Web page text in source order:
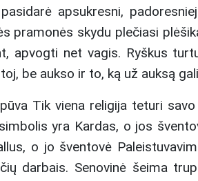
apsukresni,
pramonės skydu plečiasi
apvogti net vagis. Ryškus
be aukso ir to, ką už auksą
Tik viena religija teturi
yra Kardas, o jos
o jo šventovė
darbais. Senovinė šeima